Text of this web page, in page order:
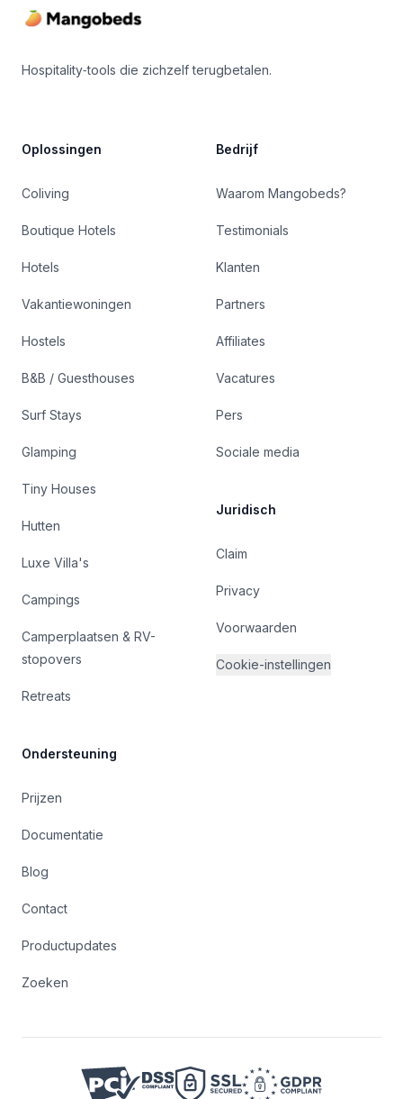
Hospitality‑tools die zichzelf terugbetalen.
Oplossingen
Coliving
Boutique Hotels
Hotels
Vakantiewoningen
Hostels
B&B / Guesthouses
Surf Stays
Glamping
Tiny Houses
Hutten
Luxe Villa's
Campings
Camperplaatsen & RV-
stopovers
Retreats
Ondersteuning
Prijzen
Documentatie
Blog
Contact
Productupdates
Zoeken
Bedrijf
Waarom Mangobeds?
Testimonials
Klanten
Partners
Affiliates
Vacatures
Pers
Sociale media
Juridisch
Claim
Privacy
Voorwaarden
Cookie-instellingen